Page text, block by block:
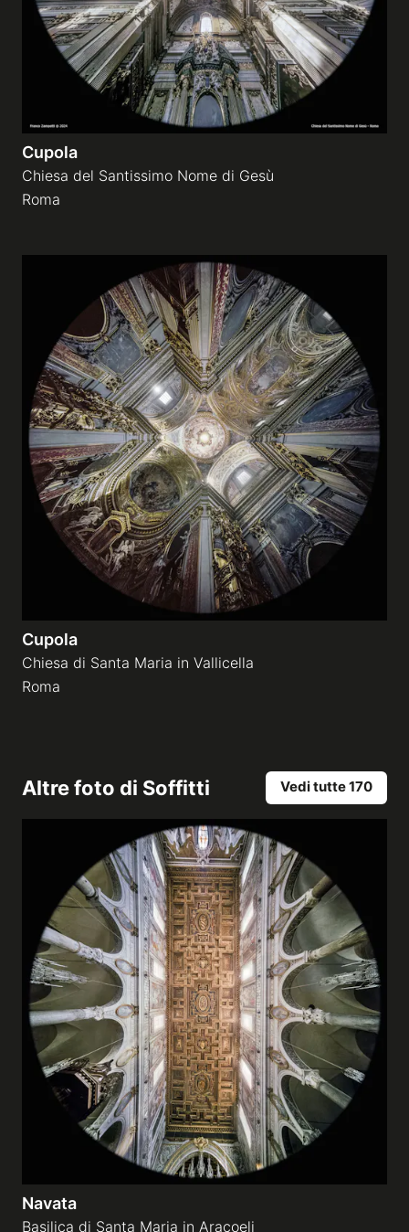
Cupola
Chiesa del Santissimo Nome di Gesù
Roma
Cupola
Chiesa di Santa Maria in Vallicella
Roma
Altre foto di Soffitti Vedi tutte 170
Navata
Basilica di Santa Maria in Aracoeli